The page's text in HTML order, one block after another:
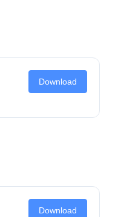
Download
Download